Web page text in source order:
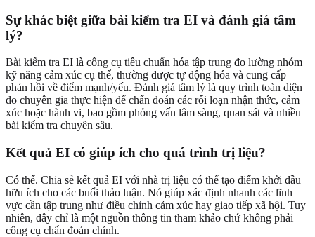
Sự khác biệt giữa bài kiểm tra EI và đánh giá tâm
lý?
Bài kiểm tra EI là công cụ tiêu chuẩn hóa tập trung đo lường nhóm
kỹ năng cảm xúc cụ thể, thường được tự động hóa và cung cấp
phản hồi về điểm mạnh/yếu. Đánh giá tâm lý là quy trình toàn diện
do chuyên gia thực hiện để chẩn đoán các rối loạn nhận thức, cảm
xúc hoặc hành vi, bao gồm phỏng vấn lâm sàng, quan sát và nhiều
bài kiểm tra chuyên sâu.
Kết quả EI có giúp ích cho quá trình trị liệu?
Có thể. Chia sẻ kết quả EI với nhà trị liệu có thể tạo điểm khởi đầu
hữu ích cho các buổi thảo luận. Nó giúp xác định nhanh các lĩnh
vực cần tập trung như điều chỉnh cảm xúc hay giao tiếp xã hội. Tuy
nhiên, đây chỉ là một nguồn thông tin tham khảo chứ không phải
công cụ chẩn đoán chính.